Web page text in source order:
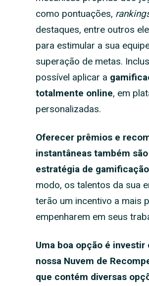
como pontuações,
destaques, entre outros
para estimular a sua
superação de metas.
possível aplicar a
totalmente online, em
personalizadas.
Oferecer prêmios e
instantâneas também
estratégia de gamificação
modo, os talentos da sua
terão um incentivo a mais
empenharem em seus
Uma boa opção é investir
nossa Nuvem de
que contém diversas